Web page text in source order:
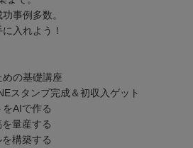
事例多数。
入れよう！
の基礎講座
スタンプ完成＆初収入ゲット
AIで作る
量産する
構築する